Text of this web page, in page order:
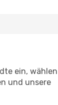
ein, wählen
und unsere